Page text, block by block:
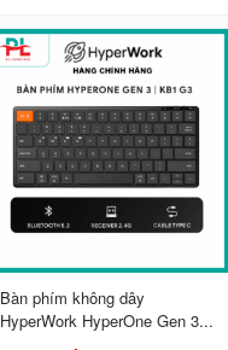
Bàn phím không dây
HyperWork HyperOne Gen 3...